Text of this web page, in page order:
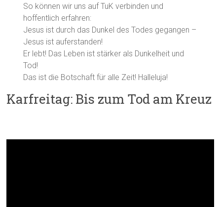
So können wir uns auf TuK verbinden und
hoffentlich erfahren:
Jesus ist durch das Dunkel des Todes gegangen –
Jesus ist auferstanden!
Er lebt! Das Leben ist stärker als Dunkelheit und
Tod!
Das ist die Botschaft für alle Zeit! Halleluja!
Karfreitag: Bis zum Tod am Kreuz